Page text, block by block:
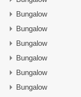
Bungalow
Bungalow
Bungalow
Bungalow
Bungalow
Bungalow